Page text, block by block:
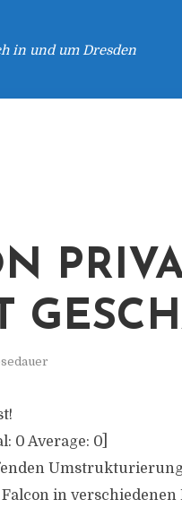
in und um Dresden
0 Average: 0
in